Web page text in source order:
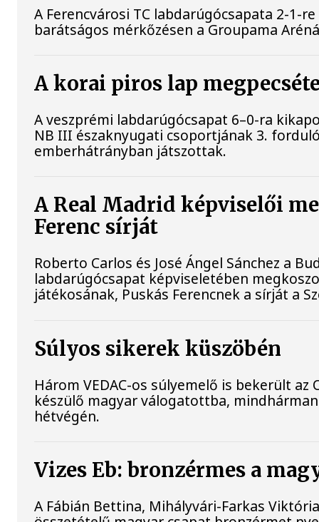
A Ferencvárosi TC labdarúgócsapata 2-1-
barátságos mérkőzésen a Groupama
A korai piros lap
A veszprémi labdarúgócsapat 6–0-ra
NB III északnyugati csoportjának 3.
emberhátrányban játszottak.
A Real Madrid képviselői
Ferenc sírját
Roberto Carlos és José Ángel Sánchez a
labdarúgócsapat képviseletében
játékosának, Puskás Ferencnek a sírját a
Súlyos sikerek küszöbén
Három VEDAC-os súlyemelő is bekerült az
készülő magyar válogatottba,
hétvégén.
Vizes Eb: bronzérmes a
A Fábián Bettina, Mihályvári-Farkas